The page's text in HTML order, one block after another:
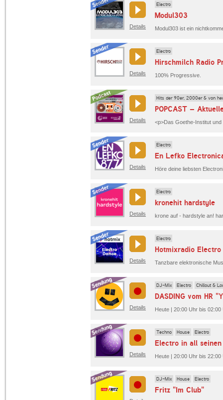
Details
Electro
Modul303
Details
Electro
Hirschmilch Radio
100% Progressive.
Details
Hits der 90er, 2000er & von
POPCAST –
Details
Electro
En Lefko
Details
Electro
kronehit hardstyle
krone auf - hardstyle an!
Details
Electro
Hotmixradio Electro
Details
DJ-Mix Electro Chillout &
Heute | 20:00 Uhr bis
Details
Techno House Electro
Electro in all
Heute | 20:00 Uhr bis
DJ-Mix House Electro
Fritz "Im Club"